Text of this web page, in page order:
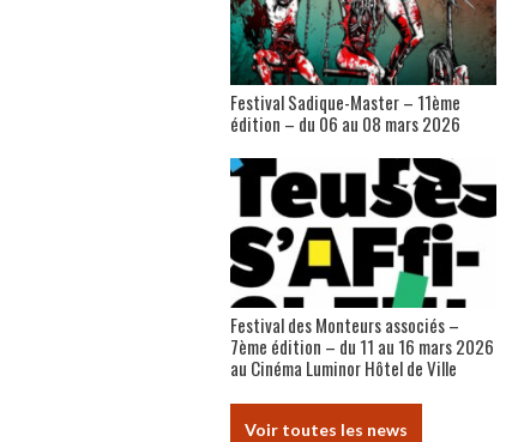
Festival Sadique-Master – 11ème
édition – du 06 au 08 mars 2026
Festival des Monteurs associés –
7ème édition – du 11 au 16 mars 2026
au Cinéma Luminor Hôtel de Ville
Voir toutes les news